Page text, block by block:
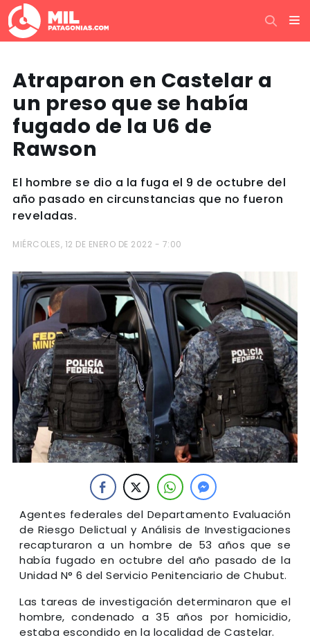
Atraparon en Castelar a
un preso que se había
fugado de la U6 de
Rawson
El hombre se dio a la fuga el 9 de octubre del
año pasado en circunstancias que no fueron
reveladas.
MIÉRCOLES, 12 DE ENERO DE 2022 - 7:00
Agentes federales del Departamento Evaluación
de Riesgo Delictual y Análisis de Investigaciones
recapturaron a un hombre de 53 años que se
había fugado en octubre del año pasado de la
Unidad N° 6 del Servicio Penitenciario de Chubut.
Las tareas de investigación determinaron que el
hombre, condenado a 35 años por homicidio,
estaba escondido en la localidad de Castelar.